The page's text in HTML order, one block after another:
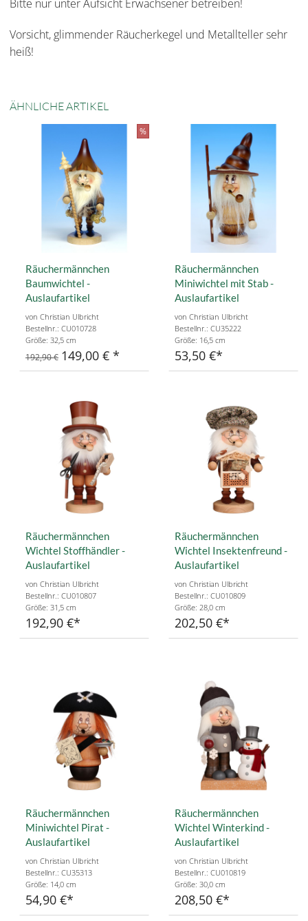
Bitte nur unter Aufsicht Erwachsener betreiben!
Vorsicht, glimmender Räucherkegel und Metallteller sehr
heiß!
ÄHNLICHE ARTIKEL
%
Räuchermännchen
Baumwichtel -
Auslaufartikel
von Christian Ulbricht
Bestellnr.: CU010728
Größe: 32,5 cm
192,90 € 149,00 €
Räuchermännchen
Miniwichtel mit Stab -
Auslaufartikel
von Christian Ulbricht
Bestellnr.: CU35222
Größe: 16,5 cm
53,50 €
Räuchermännchen
Wichtel Stoffhändler -
Auslaufartikel
von Christian Ulbricht
Bestellnr.: CU010807
Größe: 31,5 cm
192,90 €
Räuchermännchen
Wichtel Insektenfreund -
Auslaufartikel
von Christian Ulbricht
Bestellnr.: CU010809
Größe: 28,0 cm
202,50 €
Räuchermännchen
Miniwichtel Pirat -
Auslaufartikel
von Christian Ulbricht
Bestellnr.: CU35313
Größe: 14,0 cm
54,90 €
Räuchermännchen
Wichtel Winterkind -
Auslaufartikel
von Christian Ulbricht
Bestellnr.: CU010819
Größe: 30,0 cm
208,50 €